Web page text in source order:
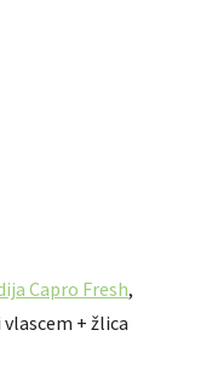
Capro Fresh,
+ žlica